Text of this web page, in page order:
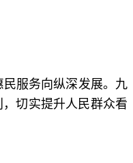
服务向纵深发展。九
切实提升人民群众看